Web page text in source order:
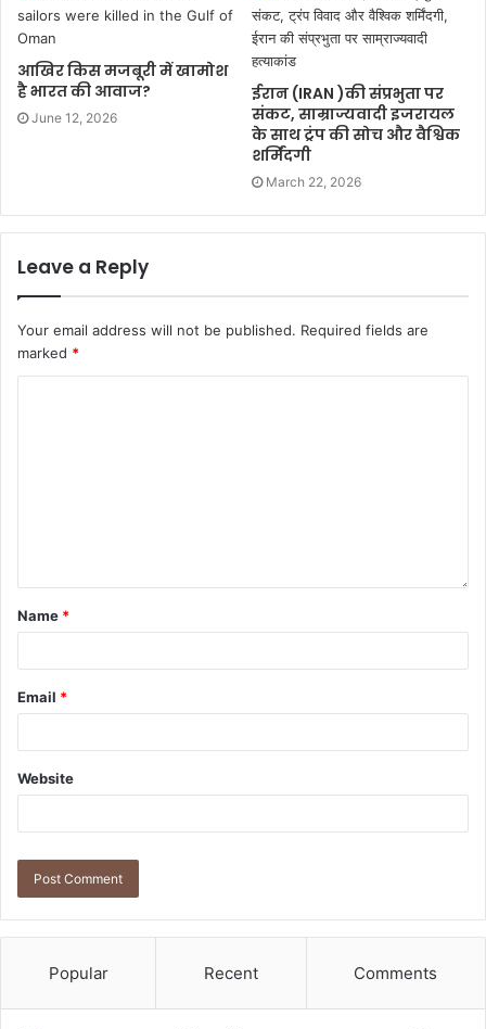
आखिर किस मजबूरी में खामोश
है भारत की आवाज?
June 12, 2026
ईरान (IRAN )की संप्रभुता पर
संकट, साम्राज्यवादी इजरायल
के साथ ट्रंप की सोच और वैश्विक
शर्मिंदगी
March 22, 2026
Leave a Reply
Your email address will not be published. Required fields are
marked *
Name *
Email *
Website
Popular Recent Comments